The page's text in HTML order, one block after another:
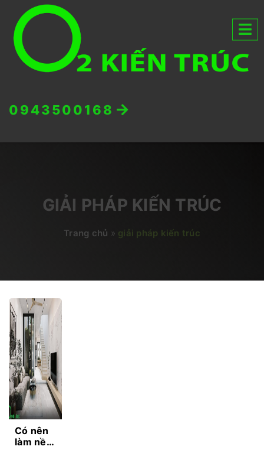
0943500168
GIẢI PHÁP KIẾN TRÚC
Trang chủ » giải pháp kiến trúc
Có nên
làm nền